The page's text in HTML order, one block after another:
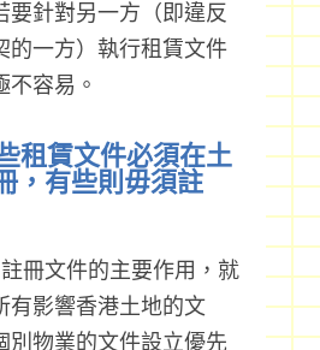
要針對另一方（即違反
的一方）執行租賃文件
不容易。
租賃文件必須在土
，有些則毋須註
註冊文件的主要作用，就
有影響香港土地的文
別物業的文件設立優先